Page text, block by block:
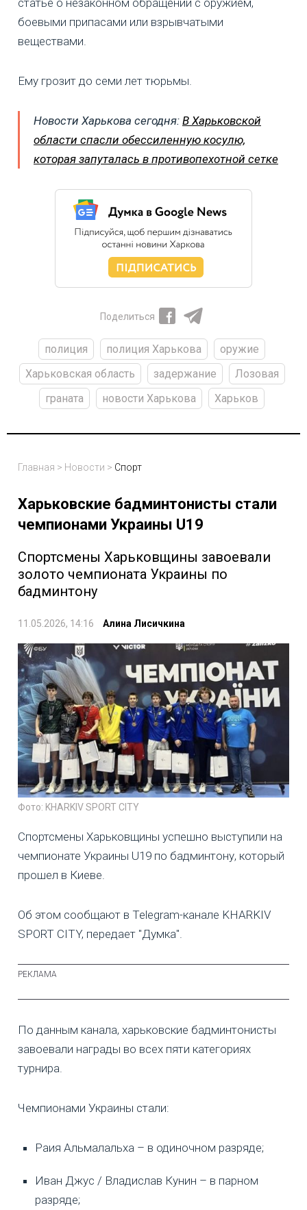
статье о незаконном обращении с оружием,
боевыми припасами или взрывчатыми
веществами.
Ему грозит до семи лет тюрьмы.
Новости Харькова сегодня: В Харьковской
области спасли обессиленную косулю,
которая запуталась в противопехотной сетке
Поделиться
полиция полиция Харькова
оружие
Харьковская область
задержание
Лозовая
граната
новости Харькова Харьков
Главная > Новости > Спорт
Харьковские бадминтонисты стали
чемпионами Украины U19
Спортсмены Харьковщины завоевали
золото чемпионата Украины по
бадминтону
11.05.2026, 14:16 Алина Лисичкина
Фото: KHARKIV SPORT CITY
Спортсмены Харьковщины успешно выступили на
чемпионате Украины U19 по бадминтону, который
прошел в Киеве.
Об этом сообщают в Telegram-канале KHARKIV
SPORT CITY, передает "Думка".
По данным канала, харьковские бадминтонисты
завоевали награды во всех пяти категориях
турнира.
Чемпионами Украины стали:
Раия Альмалальха – в одиночном разряде;
Иван Джус / Владислав Кунин – в парном
разряде;